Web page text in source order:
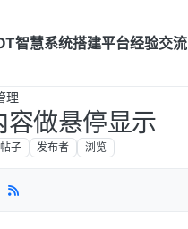
智慧系统搭建平台经验交流
理
容做悬停显示
帖子 发布者 浏览